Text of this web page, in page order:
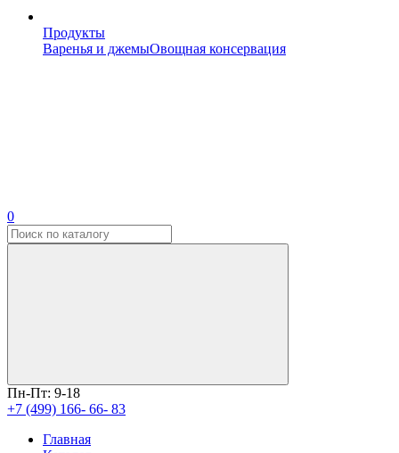
Продукты
Варенья и джемыОвощная консервация
0
Пн-Пт: 9-18
+7 (499) 166- 66- 83
Главная